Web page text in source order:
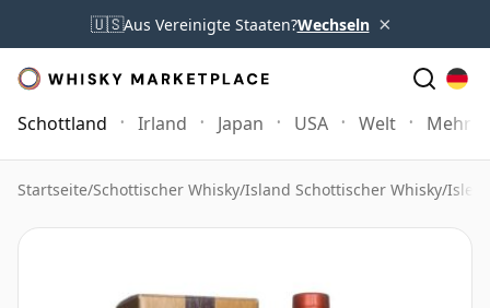
🇺🇸Aus Vereinigte Staaten?Wechseln ×
Schottland Irland Japan USA Welt Mehr
Startseite/Schottischer Whisky/Island Schottischer Whisky/Isle